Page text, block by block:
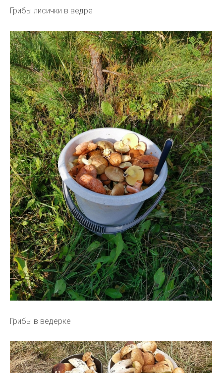
Грибы лисички в ведре
Грибы в ведерке